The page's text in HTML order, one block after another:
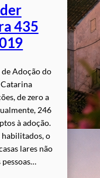
435
Adoção do
de zero a
246
à adoção.
habilitados, o
lares não